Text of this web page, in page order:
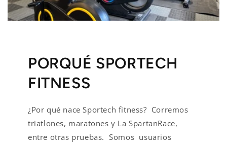
PORQUÉ SPORTECH
FITNESS
¿Por qué nace Sportech fitness? Corremos
triatlones, maratones y La SpartanRace,
entre otras pruebas. Somos usuarios